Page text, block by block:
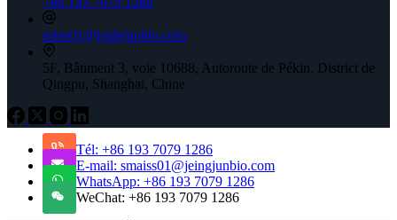
seles01@jeidejunbio.com
5F, Bâtiment 3, voie 10688, Autoroute de Pékin, District de
Qingpu, Shanghai, Chine
Tél: +86 193 7079 1286
E-mail: smaiss01@jeingjunbio.com
WhatsApp: +86 193 7079 1286
WeChat: +86 193 7079 1286